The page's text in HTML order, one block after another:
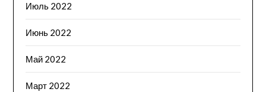
Июль 2022
Июнь 2022
Май 2022
Март 2022